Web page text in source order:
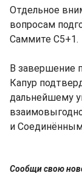
Отдельное
вопросам
Саммите C5+1.
В завершение
Капур
дальнейшему
и
Сообщи свою